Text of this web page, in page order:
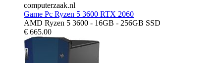
computerzaak.nl
Game Pc Ryzen 5 3600 RTX 2060
AMD Ryzen 5 3600 - 16GB - 256GB SSD
€ 665.00